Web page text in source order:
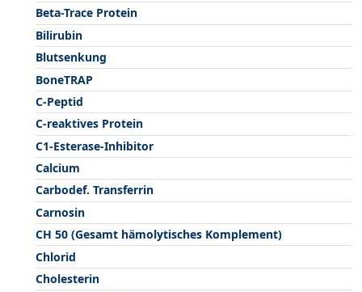
Beta-Trace Protein
Bilirubin
Blutsenkung
BoneTRAP
C-Peptid
C-reaktives Protein
C1-Esterase-Inhibitor
Calcium
Carbodef. Transferrin
Carnosin
CH 50 (Gesamt hämolytisches Komplement)
Chlorid
Cholesterin